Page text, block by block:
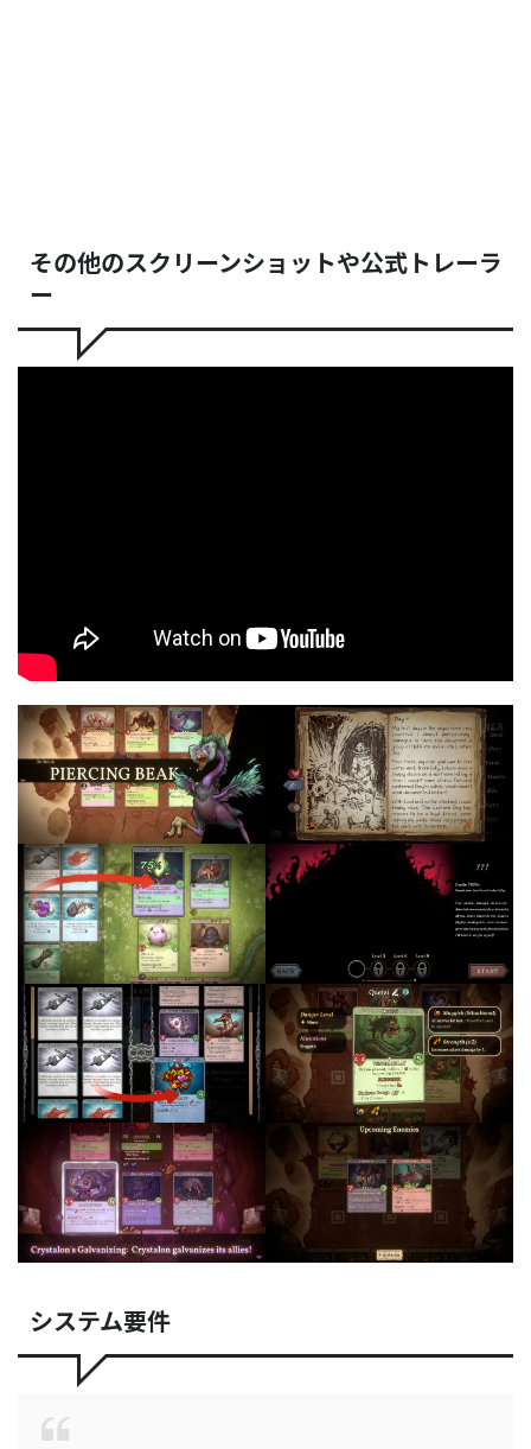
その他のスクリーンショットや公式トレーラ
ー
システム要件